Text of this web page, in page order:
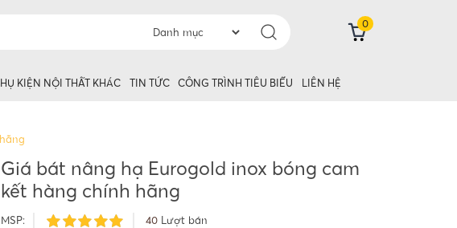
0
KIỆN NỘI THẤT KHÁC TIN TỨC CÔNG TRÌNH TIÊU BIỂU LIÊN HỆ
Giá bát nâng hạ Eurogold inox bóng cam
kết hàng chính hãng
MSP: 40Lượt bán